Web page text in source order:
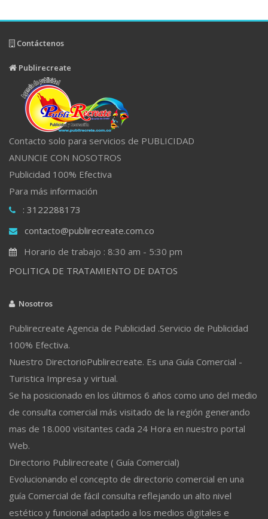
Contáctenos
Publirecreate
Contacto solo para servicios de PUBLICIDAD
ANUNCIE CON NOSOTROS
Publicidad 100% Efectiva
Para más información
: 3122288173
contacto@publirecreate.com.co
Horario de trabajo : 8:30 am - 5:30 pm
POLITICA DE TRATAMIENTO DE DATOS
Nosotros
Publirecreate Agencia de Publicidad .Servicio de Publicidad
100% Efectiva.
Nuestro DirectorioPublirecreate. Es una Guía Comercial -
Turistica Impresa y virtual.
Se ha posicionado en los últimos 6 años como uno del medio
de consulta comercial más visitado de la región generando
mas de 18.000 visitantes cada 24 Hora en nuestro portal
Web.
Directorio Publirecreate ( Guía Comercial)
Evolucionando el concepto de directorio comercial en una
guía Comercial de fácil consulta reflejando un alto nivel
estético y funcional adaptado a los medios digitales e